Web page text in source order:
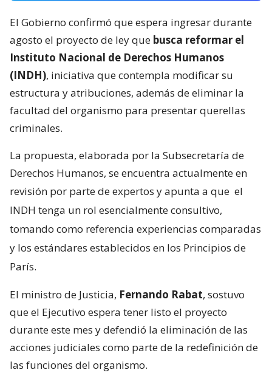
El Gobierno confirmó que espera ingresar durante
agosto el proyecto de ley que busca reformar el
Instituto Nacional de Derechos Humanos
(INDH), iniciativa que contempla modificar su
estructura y atribuciones, además de eliminar la
facultad del organismo para presentar querellas
criminales.
La propuesta, elaborada por la Subsecretaría de
Derechos Humanos, se encuentra actualmente en
revisión por parte de expertos y apunta a que el
INDH tenga un rol esencialmente consultivo,
tomando como referencia experiencias comparadas
y los estándares establecidos en los Principios de
París.
El ministro de Justicia, Fernando Rabat, sostuvo
que el Ejecutivo espera tener listo el proyecto
durante este mes y defendió la eliminación de las
acciones judiciales como parte de la redefinición de
las funciones del organismo.